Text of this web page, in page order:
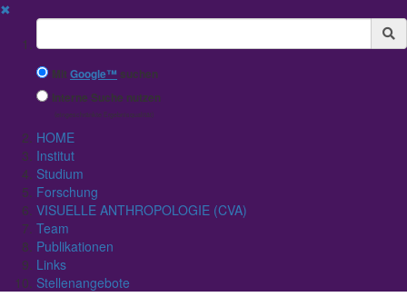
✖
Suchbegriff
MitGoogle™ suchen
Interne Suche nutzen
(eingeschränkte Ergebnisqualität)
HOME
Institut
Studium
Forschung
VISUELLE ANTHROPOLOGIE (CVA)
Team
Publikationen
Links
Stellenangebote